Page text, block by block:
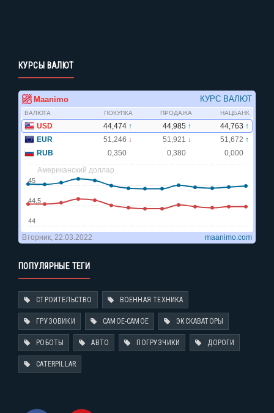
КУРСЫ ВАЛЮТ
ПОПУЛЯРНЫЕ ТЕГИ
СТРОИТЕЛЬСТВО ВОЕННАЯ ТЕХНИКА
ГРУЗОВИКИ САМОЕ-САМОЕ ЭКСКАВАТОРЫ
РОБОТЫ АВТО ПОГРУЗЧИКИ ДОРОГИ
CATERPILLAR